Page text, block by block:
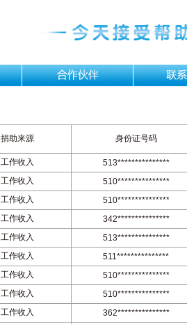
捐助来源 身份证号码
工作收入 513***************
工作收入 510***************
工作收入 510***************
工作收入 342***************
工作收入 513***************
工作收入 511***************
工作收入 510***************
工作收入 510***************
工作收入 362***************